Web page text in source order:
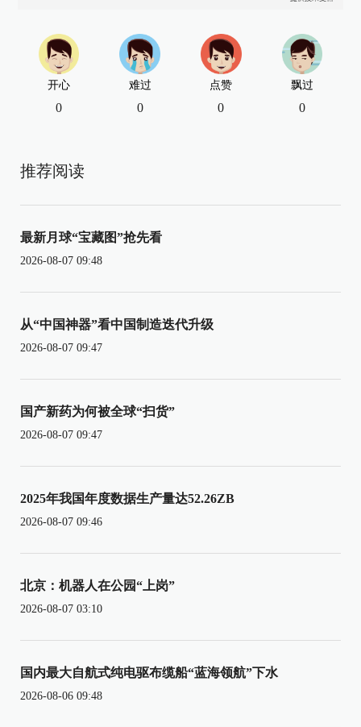
开心
0
难过
0
点赞
0
飘过
0
推荐阅读
最新月球“宝藏图”抢先看
2026-08-07 09:48
从“中国神器”看中国制造迭代升级
2026-08-07 09:47
国产新药为何被全球“扫货”
2026-08-07 09:47
2025年我国年度数据生产量达52.26ZB
2026-08-07 09:46
北京：机器人在公园“上岗”
2026-08-07 03:10
国内最大自航式纯电驱布缆船“蓝海领航”下水
2026-08-06 09:48